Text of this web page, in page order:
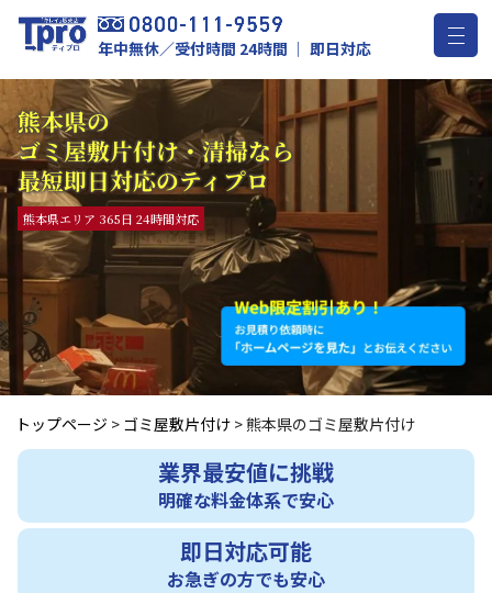
年中無休／受付時間 24時間 ｜ 即日対応
熊本県の
ゴミ屋敷片付け・清掃なら
最短即日対応のティプロ
熊本県エリア 365日 24時間対応
トップページ > ゴミ屋敷片付け >熊本県のゴミ屋敷片付け
業界最安値に挑戦
明確な料金体系で安心
即日対応可能
お急ぎの方でも安心